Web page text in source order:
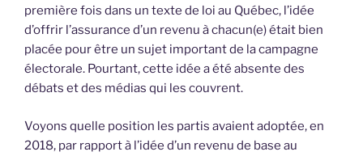
première fois dans un texte de loi au Québec, l’idée
d’offrir l’assurance d’un revenu à chacun(e) était bien
placée pour être un sujet important de la campagne
électorale. Pourtant, cette idée a été absente des
débats et des médias qui les couvrent.
Voyons quelle position les partis avaient adoptée, en
2018, par rapport à l’idée d’un revenu de base au